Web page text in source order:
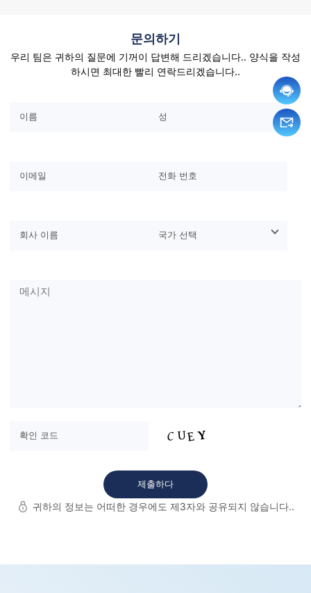
문의하기
우리 팀은 귀하의 질문에 기꺼이 답변해 드리겠습니다.. 양식을 작성
하시면 최대한 빨리 연락드리겠습니다..
귀하의 정보는 어떠한 경우에도 제3자와 공유되지 않습니다..